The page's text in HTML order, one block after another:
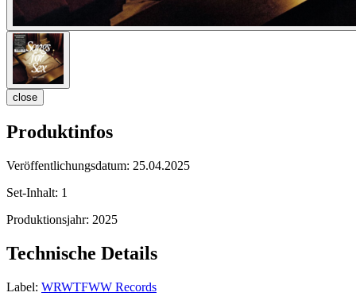
close
Produktinfos
Veröffentlichungsdatum: 25.04.2025
Set-Inhalt: 1
Produktionsjahr: 2025
Technische Details
Label: WRWTFWW Records